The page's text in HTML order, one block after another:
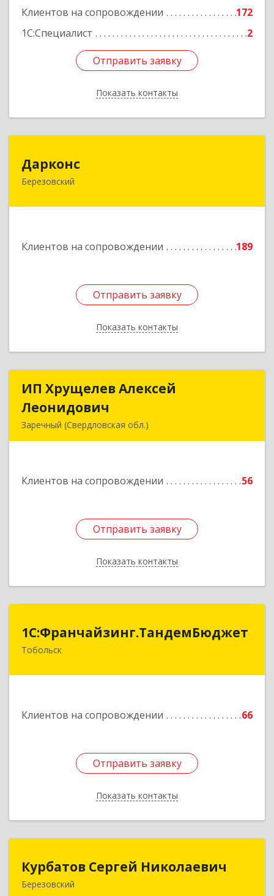
Клиентов на сопровождении
172
1С:Специалист
2
Отправить заявку
Показать контакты
Отправить заявку
Назад
Дарконс
Березовский
Клиентов на сопровождении 189
Отправить заявку
Показать контакты
623700, Свердловская обл, Березовский г,
Отправить заявку
Назад
ИП Хрущелев Алексей
Леонидович
Заречный (Свердловская обл.)
Клиентов на сопровождении 56
Отправить заявку
Показать контакты
ИП Хрущелев Алексей
Подробнее
Отправить заявку
Назад
1С:Франчайзинг.ТандемБюджет
Тобольск
Клиентов на сопровождении 66
Отправить заявку
Показать контакты
1С:Франчайзинг.ТандемБюджет
Отправить заявку
Назад
Курбатов Сергей Николаевич
Березовский
Курбатов Сергей Николаевич